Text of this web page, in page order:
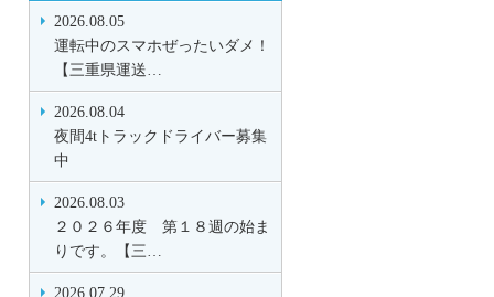
2026.08.05
運転中のスマホぜったいダメ！
【三重県運送…
2026.08.04
夜間4tトラックドライバー募集
中
2026.08.03
２０２６年度 第１８週の始ま
りです。【三…
2026.07.29